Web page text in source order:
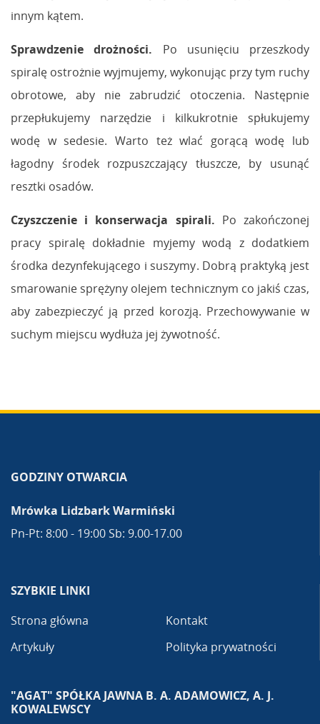
innym kątem.
Sprawdzenie drożności. Po usunięciu przeszkody
spiralę ostrożnie wyjmujemy, wykonując przy tym ruchy
obrotowe, aby nie zabrudzić otoczenia. Następnie
przepłukujemy narzędzie i kilkukrotnie spłukujemy
wodę w sedesie. Warto też wlać gorącą wodę lub
łagodny środek rozpuszczający tłuszcze, by usunąć
resztki osadów.
Czyszczenie i konserwacja spirali. Po zakończonej
pracy spiralę dokładnie myjemy wodą z dodatkiem
środka dezynfekującego i suszymy. Dobrą praktyką jest
smarowanie sprężyny olejem technicznym co jakiś czas,
aby zabezpieczyć ją przed korozją. Przechowywanie w
suchym miejscu wydłuża jej żywotność.
GODZINY OTWARCIA
Mrówka Lidzbark Warmiński
Pn-Pt: 8:00 - 19:00 Sb: 9.00-17.00
SZYBKIE LINKI
Strona główna
Artykuły
Kontakt
Polityka prywatności
"AGAT" SPÓŁKA JAWNA B. A. ADAMOWICZ, A. J.
KOWALEWSCY